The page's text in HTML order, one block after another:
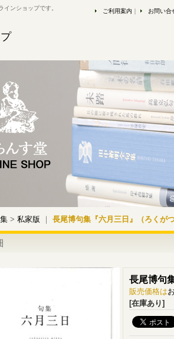
ンショップです。 ご利用案内 お問い合
> 私家版 ｜ 長尾博句集『六月三日』（ろくがつ
長尾博句
販売価格は
[在庫あり]